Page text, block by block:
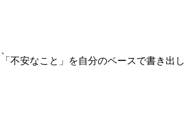
「不安なこと」を自分のペースで書き出し